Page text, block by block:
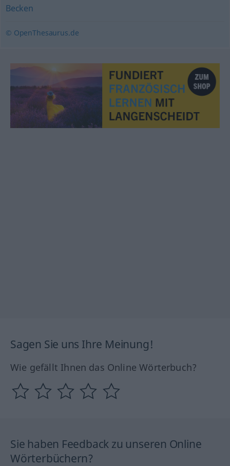
Becken
© OpenThesaurus.de
Sagen Sie uns Ihre Meinung!
Wie gefällt Ihnen das Online Wörterbuch?
Sie haben Feedback zu unseren Online
Wörterbüchern?